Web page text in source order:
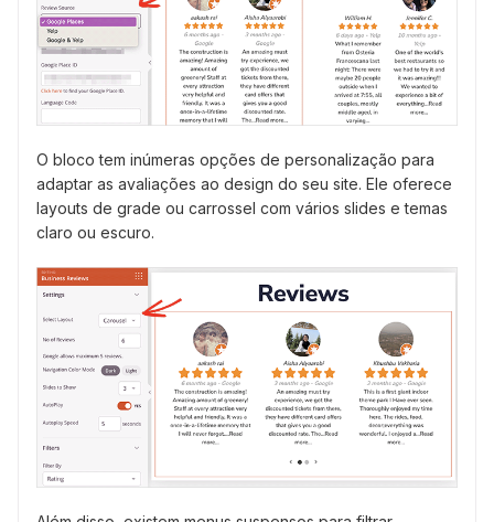
O bloco tem inúmeras opções de personalização para
adaptar as avaliações ao design do seu site. Ele oferece
layouts de grade ou carrossel com vários slides e temas
claro ou escuro.